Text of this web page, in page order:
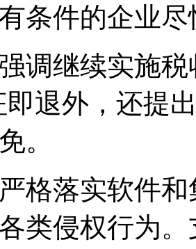
条件的企业
调继续实施
即退外，还提
。
格落实软件
类侵权行为